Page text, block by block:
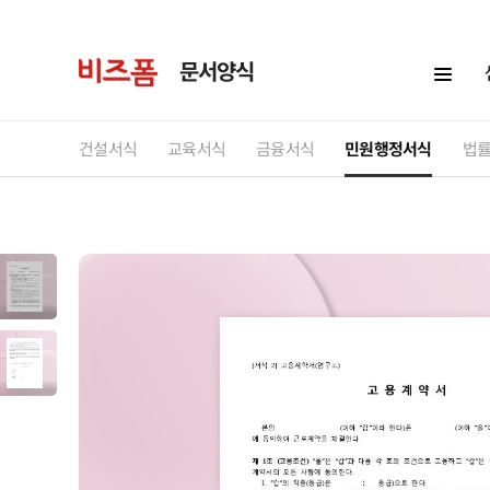
문서양식
건설서식 교육서식 금융서식 민원행정서식 법